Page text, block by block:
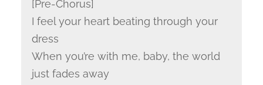
[Pre-Chorus]
I feel your heart beating through your
dress
When you’re with me, baby, the world
just fades away